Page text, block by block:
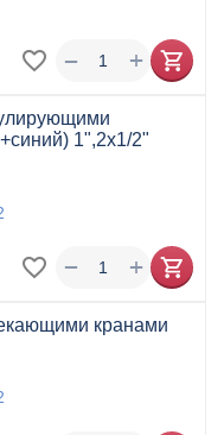
+
−
1",2x1/2"
+
−
кранами